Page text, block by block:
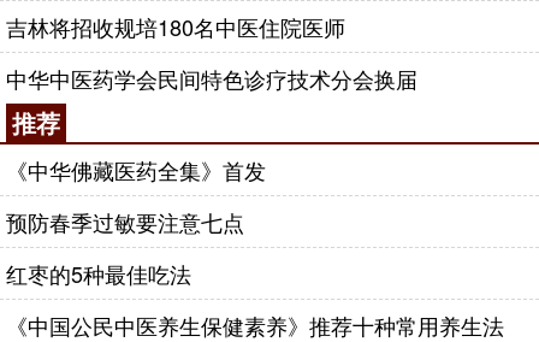
吉林将招收规培180名中医住院医师
中华中医药学会民间特色诊疗技术分会换届
推荐
《中华佛藏医药全集》首发
预防春季过敏要注意七点
红枣的5种最佳吃法
《中国公民中医养生保健素养》推荐十种常用养生法